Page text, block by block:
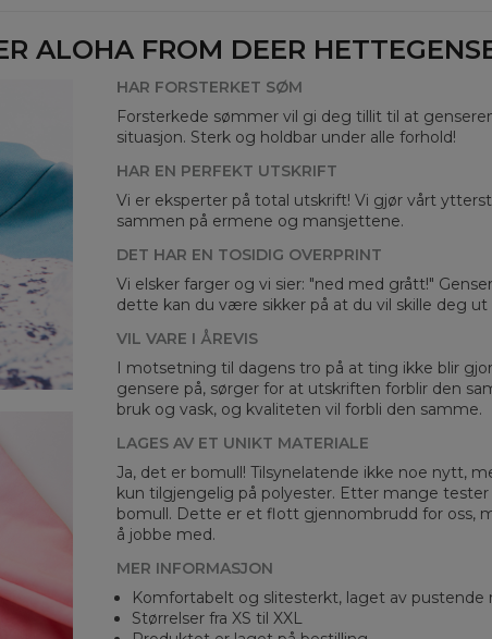
CM
B -
C -
ALOHA FROM DEER
HAR FORSTERKET SØM
Forsterkede sømmer vil gi deg tillit til at
situasjon. Sterk og holdbar under alle forhold!
HAR EN PERFEKT UTSKRIFT
Vi er eksperter på total utskrift! Vi gjør vårt
sammen på ermene og mansjettene.
DET HAR EN TOSIDIG OVERPRINT
Vi elsker farger og vi sier: "ned med grått!"
dette kan du være sikker på at du vil skille deg
VIL VARE I ÅREVIS
I motsetning til dagens tro på at ting ikke blir
gensere på, sørger for at utskriften forblir den
bruk og vask, og kvaliteten vil forbli den samme.
LAGES AV ET UNIKT MATERIALE
Ja, det er bomull! Tilsynelatende ikke noe nytt,
kun tilgjengelig på polyester. Etter mange
bomull. Dette er et flott gjennombrudd for oss,
å jobbe med.
MER INFORMASJON
Komfortabelt og slitesterkt, laget av pustende
Størrelser fra XS til XXL